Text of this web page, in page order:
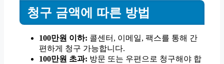
청구 금액에 따른 방법
100만원 이하: 콜센터, 이메일, 팩스를 통해 간
편하게 청구 가능합니다.
100만원 초과: 방문 또는 우편으로 청구해야 합